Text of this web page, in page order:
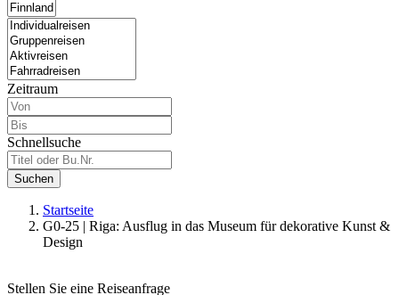
Zeitraum
Schnellsuche
Suchen
Startseite
G0-25 | Riga: Ausflug in das Museum für dekorative Kunst &
Design
Stellen Sie eine Reiseanfrage